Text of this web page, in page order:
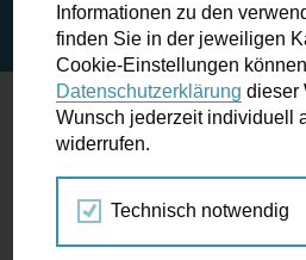
Newsletter abonnieren
Wunschbox
der Ampel ...
STARTSEITE SPAZIERGANG
AN DIE MACHT, MEIN 1968:
27.
JUN
2018
Informationen zu den
finden Sie in der jeweiligen
Cookie-Einstellungen
Datenschutzerklärung dieser
Wunsch jederzeit individuell
widerrufen.
Technisch notwendig